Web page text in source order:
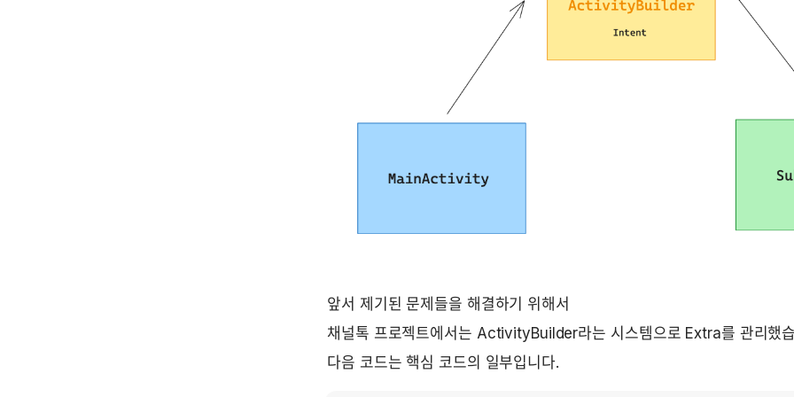
앞서 제기된 문제들을 해결하기 위해서
채널톡 프로젝트에서는 ActivityBuilder라는 시스템으로 Extra를 관리했
다음 코드는 핵심 코드의 일부입니다.